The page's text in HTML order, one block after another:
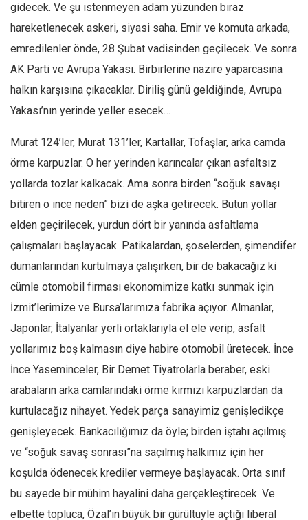
Gıda-Beslenme
Hayat
Türkiye
Asya
Afrika
Avustralya
Tarih
Düşünce
Dosyalar
gidecek. Ve şu istenmeyen adam yüzünden biraz
hareketlenecek askeri, siyasi saha. Emir ve komuta arkada,
emredilenler önde, 28 Şubat vadisinden geçilecek. Ve sonra
AK Parti ve Avrupa Yakası. Birbirlerine nazire yaparcasına
halkın karşısına çıkacaklar. Diriliş günü geldiğinde, Avrupa
Yakası’nın yerinde yeller esecek…
Murat 124’ler, Murat 131’ler, Kartallar, Tofaşlar, arka camda
örme karpuzlar. O her yerinden karıncalar çıkan asfaltsız
yollarda tozlar kalkacak. Ama sonra birden “soğuk savaşı
bitiren o ince neden” bizi de aşka getirecek. Bütün yollar
elden geçirilecek, yurdun dört bir yanında asfaltlama
çalışmaları başlayacak. Patikalardan, şoselerden, şimendifer
dumanlarından kurtulmaya çalışırken, bir de bakacağız ki
cümle otomobil firması ekonomimize katkı sunmak için
İzmit’lerimize ve Bursa’larımıza fabrika açıyor. Almanlar,
Japonlar, İtalyanlar yerli ortaklarıyla el ele verip, asfalt
yollarımız boş kalmasın diye habire otomobil üretecek. İnce
İnce Yaseminceler, Bir Demet Tiyatrolarla beraber, eski
arabaların arka camlarındaki örme kırmızı karpuzlardan da
kurtulacağız nihayet. Yedek parça sanayimiz genişledikçe
genişleyecek. Bankacılığımız da öyle; birden iştahı açılmış
ve “soğuk savaş sonrası”na saçılmış halkımız için her
koşulda ödenecek krediler vermeye başlayacak. Orta sınıf
bu sayede bir mühim hayalini daha gerçekleştirecek. Ve
elbette topluca, Özal’ın büyük bir gürültüyle açtığı liberal